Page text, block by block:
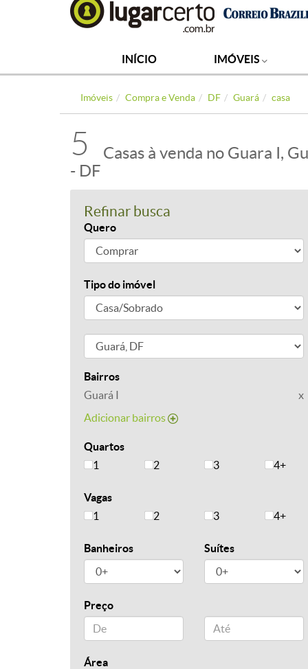
INÍCIO IMÓVEIS
Imóveis Compra e Venda DF Guará casa
5
Casas à venda no Guara I,
- DF
Refinar busca
Quero
Tipo do imóvel
Bairros
Guará I
x
Adicionar bairros
Quartos
1
2 3 4+
Vagas
1
2 3 4+
Banheiros Suítes
Preço
Área